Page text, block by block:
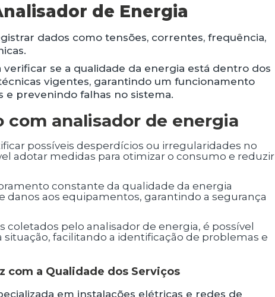
de Energia
dados como tensões, correntes, frequência,
verificar se a qualidade da energia está dentro dos
vigentes, garantindo um funcionamento
prevenindo falhas no sistema.
com analisador de energia
adotar medidas para otimizar o consumo e reduzir
danos aos equipamentos, garantindo a segurança
facilitando a identificação de problemas e
com a Qualidade dos Serviços
em instalações elétricas e redes de